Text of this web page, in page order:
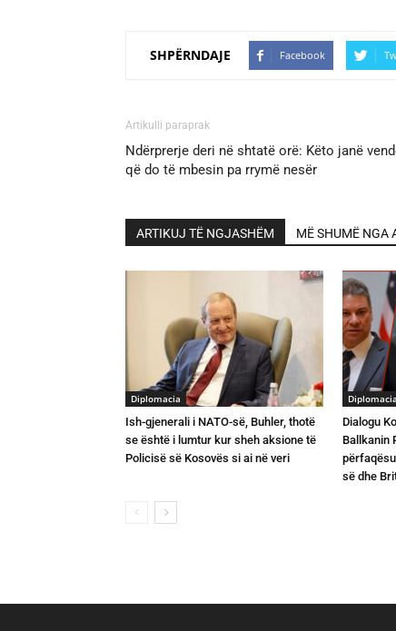
SHPËRNDAJE Facebook
Artikulli paraprak
Ndërprerje deri në shtatë orë: Këto janë
që do të mbesin pa rrymë nesër
ARTIKUJ TË NGJASHËM MË SHUMË NGA
Diplomacia
Ish-gjenerali i NATO-së, Buhler, thotë
se është i lumtur kur sheh aksione të
Policisë së Kosovës si ai në veri
Diplomacia
Dialogu
Ballkanin
së dhe